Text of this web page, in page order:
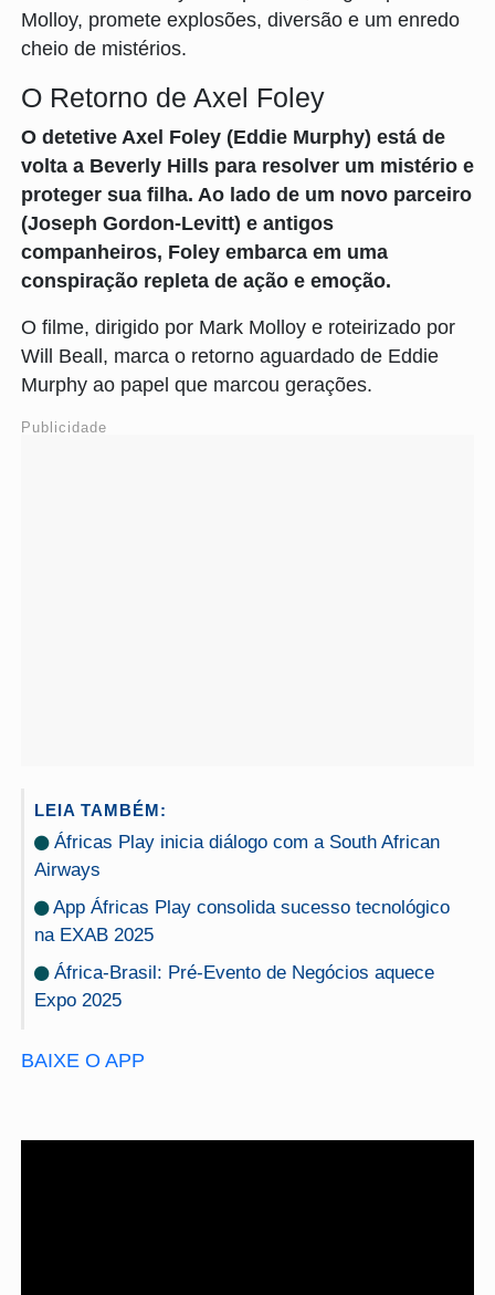
Molloy, promete explosões, diversão e um enredo
cheio de mistérios.
O Retorno de Axel Foley
O detetive Axel Foley (Eddie Murphy) está de
volta a Beverly Hills para resolver um mistério e
proteger sua filha. Ao lado de um novo parceiro
(Joseph Gordon-Levitt) e antigos
companheiros, Foley embarca em uma
conspiração repleta de ação e emoção.
O filme, dirigido por Mark Molloy e roteirizado por
Will Beall, marca o retorno aguardado de Eddie
Murphy ao papel que marcou gerações.
Publicidade
LEIA TAMBÉM:
Áfricas Play inicia diálogo com a South African
Airways
App Áfricas Play consolida sucesso tecnológico
na EXAB 2025
África-Brasil: Pré-Evento de Negócios aquece
Expo 2025
BAIXE O APP